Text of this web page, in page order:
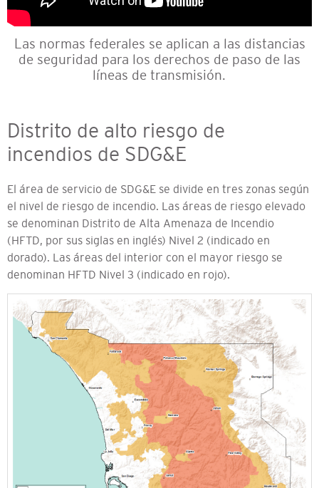
Las normas federales se aplican a las distancias
de seguridad para los derechos de paso de las
líneas de transmisión.
Distrito de alto riesgo de
incendios de SDG&E
El área de servicio de SDG&E se divide en tres zonas según
el nivel de riesgo de incendio. Las áreas de riesgo elevado
se denominan Distrito de Alta Amenaza de Incendio
(HFTD, por sus siglas en inglés) Nivel 2 (indicado en
dorado). Las áreas del interior con el mayor riesgo se
denominan HFTD Nivel 3 (indicado en rojo).